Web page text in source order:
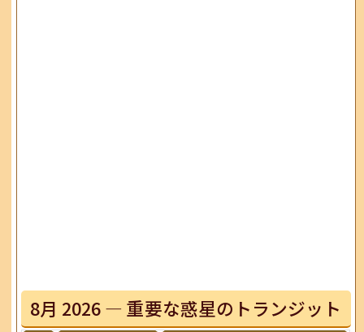
8月 2026 — 重要な惑星のトランジット